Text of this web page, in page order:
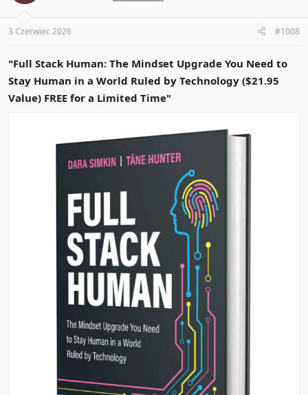
s
:
3 Czerwiec 2026 #1008
"Full Stack Human: The Mindset Upgrade You Need to
Stay Human in a World Ruled by Technology ($21.95
Value) FREE for a Limited Time"